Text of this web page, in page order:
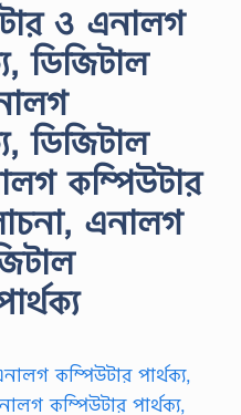
ও এনালগ
ডিজিটাল
ডিজিটাল
কম্পিউটার
এনালগ